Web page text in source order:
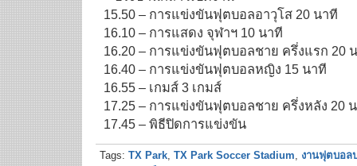
15.50 – การแข่งขันฟุตบอลอาวุโส 20 นาที
16.10 – การแสดง จุฬาฯ 10 นาที
16.20 – การแข่งขันฟุตบอลชาย ครึ่งแรก 20
16.40 – การแข่งขันฟุตบอลหญิง 15 นาที
16.55 – เกมส์ 3 เกมส์
17.25 – การแข่งขันฟุตบอลชาย ครึ่งหลัง 20
17.45 – พิธีปิดการแข่งขัน
Tags: TX Park, TX Park Soccer Stadium, งานฟุตบอล